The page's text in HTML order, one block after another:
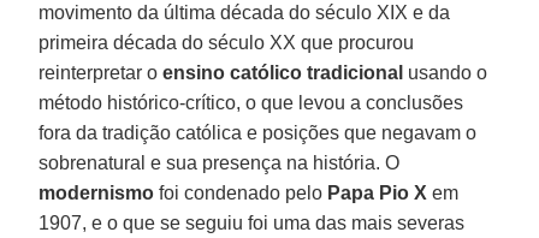
movimento da última década do século XIX e da
primeira década do século XX que procurou
reinterpretar oensino católico tradicional usando o
método histórico-crítico, o que levou a conclusões
fora da tradição católica e posições que negavam o
sobrenatural e sua presença na história. O
modernismo foi condenado pelo Papa Pio X em
1907, e o que se seguiu foi uma das mais severas